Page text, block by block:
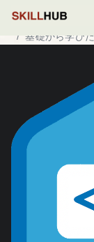
ホーム
講座一覧
基礎から学び